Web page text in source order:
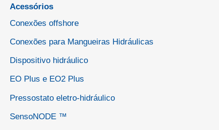
Acessórios
Conexões offshore
Conexões para Mangueiras Hidráulicas
Dispositivo hidráulico
EO Plus e EO2 Plus
Pressostato eletro-hidráulico
SensoNODE ™